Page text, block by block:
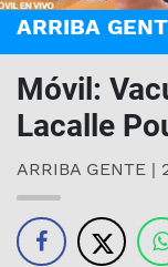
ARRIBA
Móvil:
Lacalle
ARRIBA GENTE |